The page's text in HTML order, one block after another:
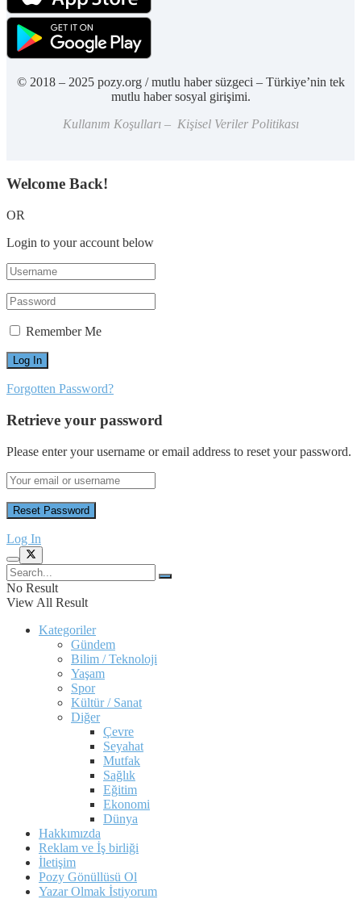
© 2018 – 2025 pozy.org / mutlu haber süzgeci – Türkiye’nin tek
mutlu haber sosyal girişimi.
Kullanım Koşulları – Kişisel Veriler Politikası
Welcome Back!
OR
Login to your account below
Remember Me
Forgotten Password?
Retrieve your password
Please enter your username or email address to reset your password.
Log In
No Result
View All Result
Kategoriler
Gündem
Bilim / Teknoloji
Yaşam
Spor
Kültür / Sanat
Diğer
Çevre
Seyahat
Mutfak
Sağlık
Eğitim
Ekonomi
Dünya
Hakkımızda
Reklam ve İş birliği
İletişim
Pozy Gönüllüsü Ol
Yazar Olmak İstiyorum